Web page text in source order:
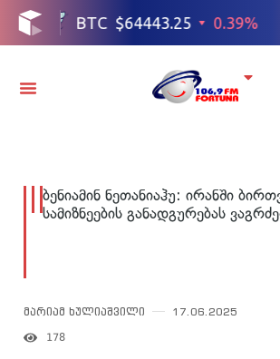
ბენიამინ ნეთანიაჰუ: ირანში
სამიზნეების განადგურებას
მარიამ ხულიაშვილი 17.06.2025
178